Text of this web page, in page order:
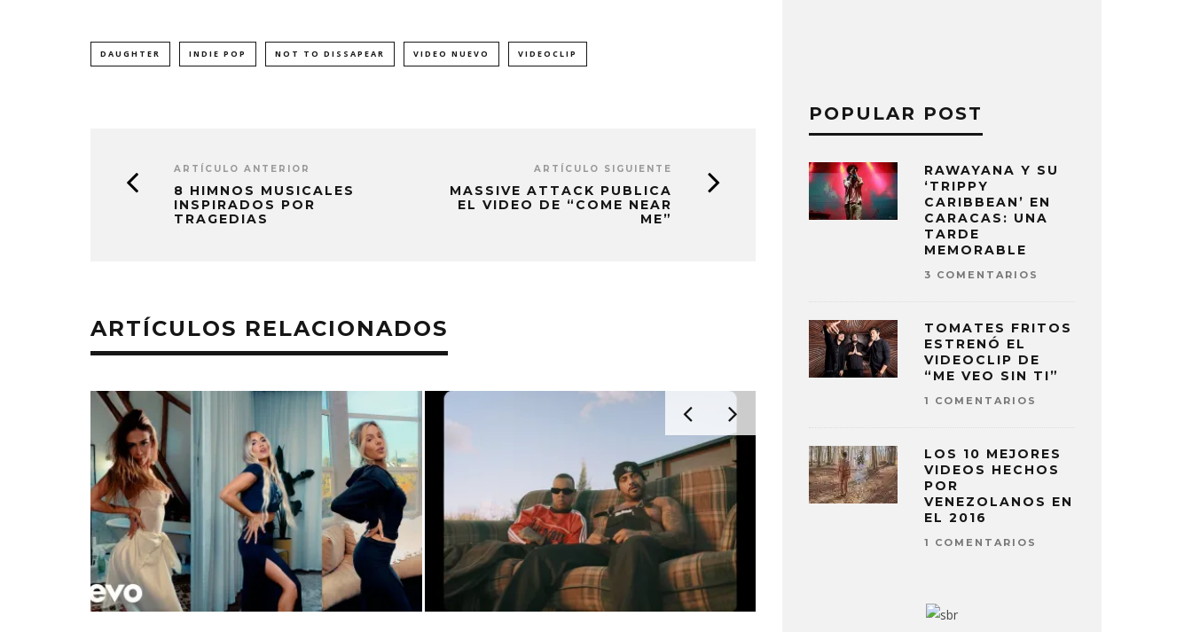
DAUGHTER INDIE POP NOT TO DISSAPEAR VIDEO NUEVO VIDEOCLIP
ARTÍCULO ANTERIOR
8 HIMNOS MUSICALES
INSPIRADOS POR
TRAGEDIAS
ARTÍCULO SIGUIENTE
MASSIVE ATTACK PUBLICA
EL VIDEO DE “COME NEAR
ME”
ARTÍCULOS RELACIONADOS
POPULAR POST
RAWAYANA Y SU
‘TRIPPY
CARIBBEAN’ EN
CARACAS: UNA
TARDE
MEMORABLE
3 COMENTARIOS
TOMATES FRITOS
ESTRENÓ EL
VIDEOCLIP DE
“ME VEO SIN TI”
1 COMENTARIOS
LOS 10 MEJORES
VIDEOS HECHOS
POR
VENEZOLANOS EN
EL 2016
1 COMENTARIOS